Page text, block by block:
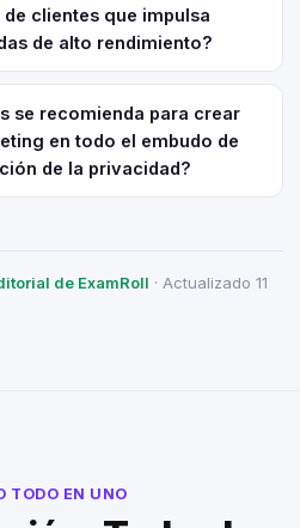
clientes que impulsa
de alto rendimiento?
se recomienda para crear
en todo el embudo de
de la privacidad?
de ExamRoll · Actualizado 11
TODO EN UNO